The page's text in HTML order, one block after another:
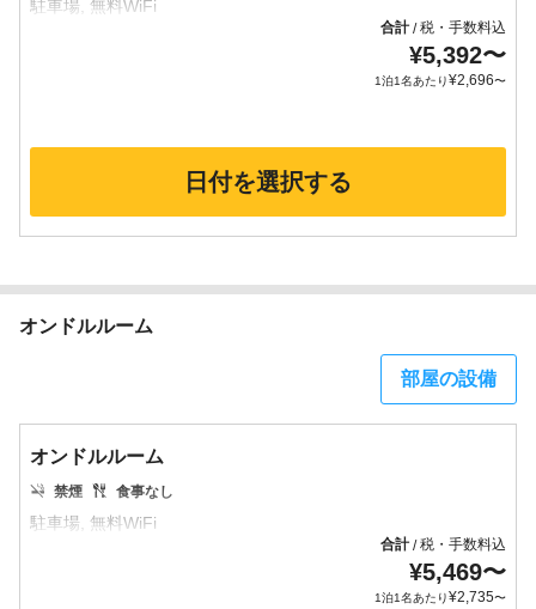
合計/税・手数料込
¥5,392〜
1泊1名あたり¥2,696〜
日付を選択する
オンドルルーム
部屋の設備
オンドルルーム
禁煙 食事なし
合計/税・手数料込
¥5,469〜
1泊1名あたり¥2,735〜